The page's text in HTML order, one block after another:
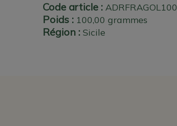
Code article : ADRFRAGOL100
Poids : 100,00 grammes
Région : Sicile